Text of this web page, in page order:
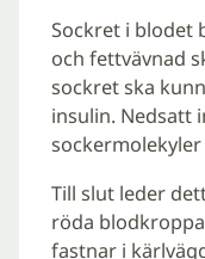
Sockret i blodet
och fettvävnad
sockret ska
insulin. Nedsatt
Till slut leder
röda
fastnar i